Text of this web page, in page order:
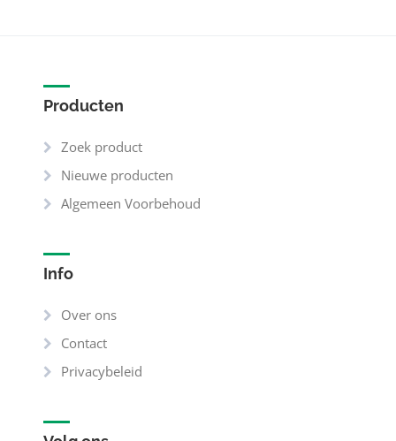
Producten
Zoek product
Nieuwe producten
Algemeen Voorbehoud
Info
Over ons
Contact
Privacybeleid